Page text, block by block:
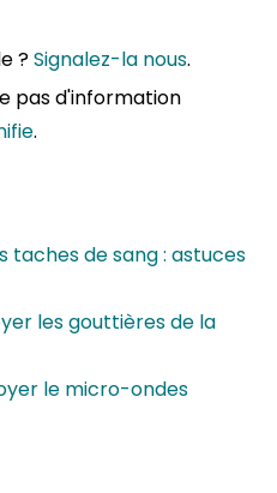
?Signalez-la nous.
pas d'information
.
taches de sang : astuces
les gouttières de la
le micro-ondes